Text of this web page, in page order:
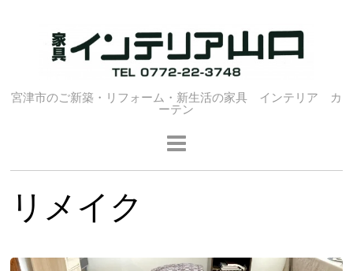
宮津市のご新築・リフォーム・新生活の家具 インテリア カ
ーテン
リメイク